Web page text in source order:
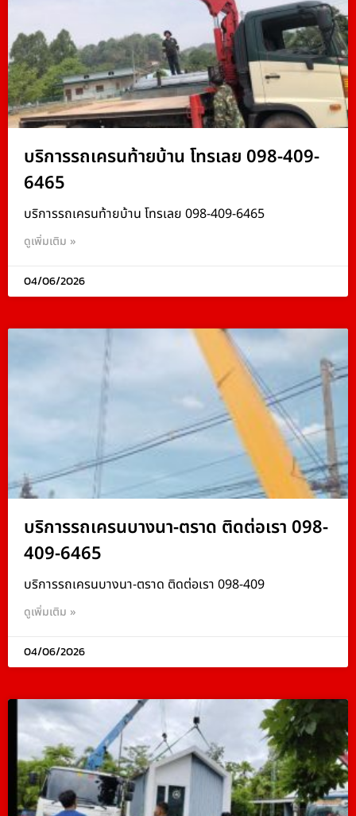
บริการรถเครนท้ายบ้าน โทรเลย 098-409-
6465
บริการรถเครนท้ายบ้าน โทรเลย 098-409-6465
ดูเพิ่มเติม »
04/06/2026
บริการรถเครนบางนา-ตราด ติดต่อเรา 098-
409-6465
บริการรถเครนบางนา-ตราด ติดต่อเรา 098-409
ดูเพิ่มเติม »
04/06/2026